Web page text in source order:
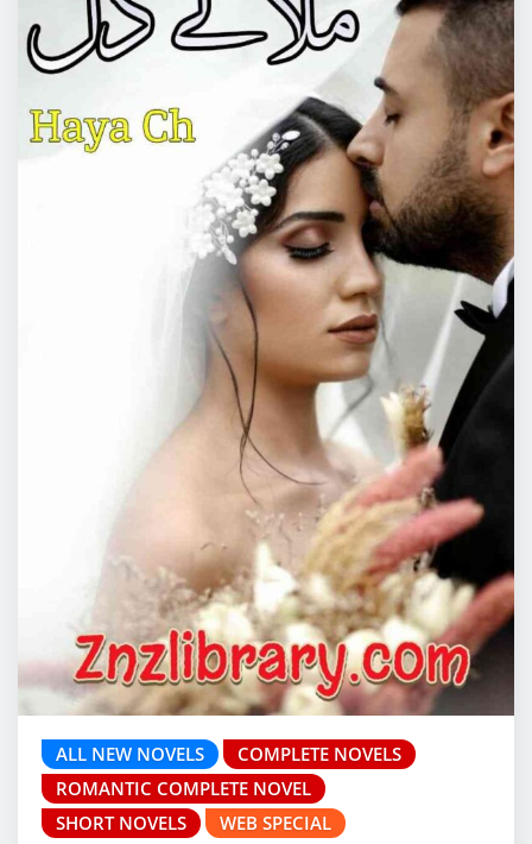
ALL NEW NOVELS
COMPLETE NOVELS
ROMANTIC COMPLETE NOVEL
SHORT NOVELS
WEB SPECIAL